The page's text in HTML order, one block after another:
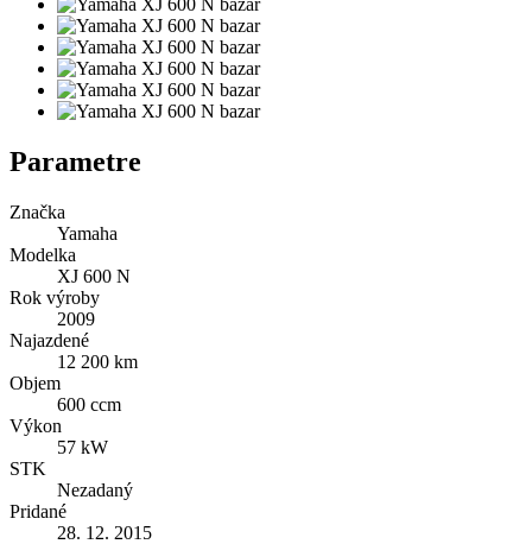
Parametre
Značka
Yamaha
Modelka
XJ 600 N
Rok výroby
2009
Najazdené
12 200 km
Objem
600 ccm
Výkon
57 kW
STK
Nezadaný
Pridané
28. 12. 2015